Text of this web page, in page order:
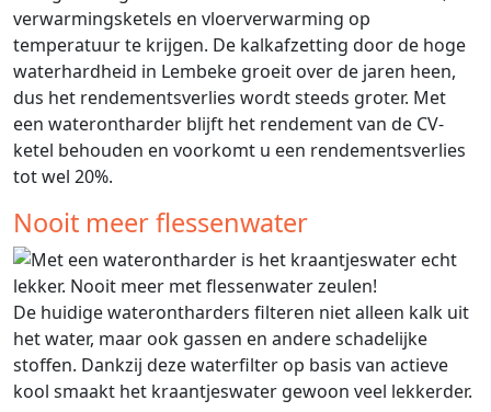
verwarmingsketels en vloerverwarming op
temperatuur te krijgen. De kalkafzetting door de hoge
waterhardheid in Lembeke groeit over de jaren heen,
dus het rendementsverlies wordt steeds groter. Met
een waterontharder blijft het rendement van de CV-
ketel behouden en voorkomt u een rendementsverlies
tot wel 20%.
Nooit meer flessenwater
De huidige waterontharders filteren niet alleen kalk uit
het water, maar ook gassen en andere schadelijke
stoffen. Dankzij deze waterfilter op basis van actieve
kool smaakt het kraantjeswater gewoon veel lekkerder.